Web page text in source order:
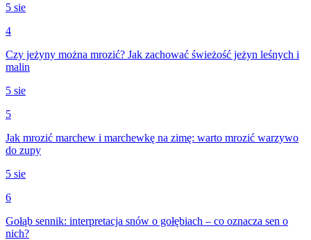
5 sie
4
Czy jeżyny można mrozić? Jak zachować świeżość jeżyn leśnych i
malin
5 sie
5
Jak mrozić marchew i marchewkę na zimę: warto mrozić warzywo
do zupy
5 sie
6
Gołąb sennik: interpretacja snów o gołębiach – co oznacza sen o
nich?